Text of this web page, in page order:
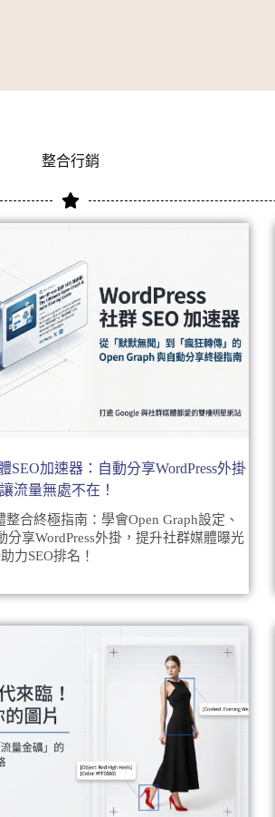
整合行銷
SEO加速器：自動分享WordPress外掛
流量無處不在！
整合終極指南：學會Open Graph設定、
分享WordPress外掛，提升社群媒體曝光
力SEO排名！